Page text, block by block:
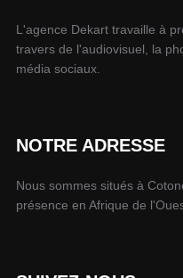
L'agence Dekart travaille à
travers de l'audiovisuel, la
média sociaux.
NOTRE ADRESSE
Nous sommes situés à
présence en Afrique de